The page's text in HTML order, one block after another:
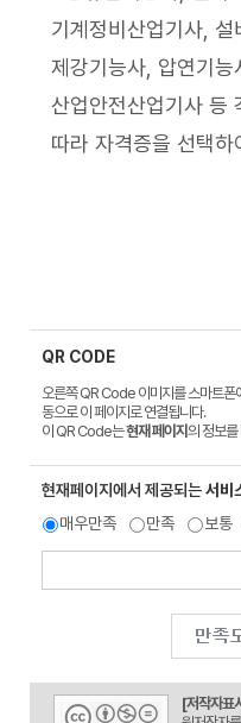
기계정비산업기사, 설
제강기능사, 압연기능
산업안전산업기사 등
따라 자격증을 선택하
QR CODE
오른쪽 QR Code 이미지를 스마트폰
동으로 이 페이지로 연결됩니다.
이 QR Code는현재 페이지의 정보를
현재페이지에서 제공되는서비
매우만족
만족 보통
[저작자표